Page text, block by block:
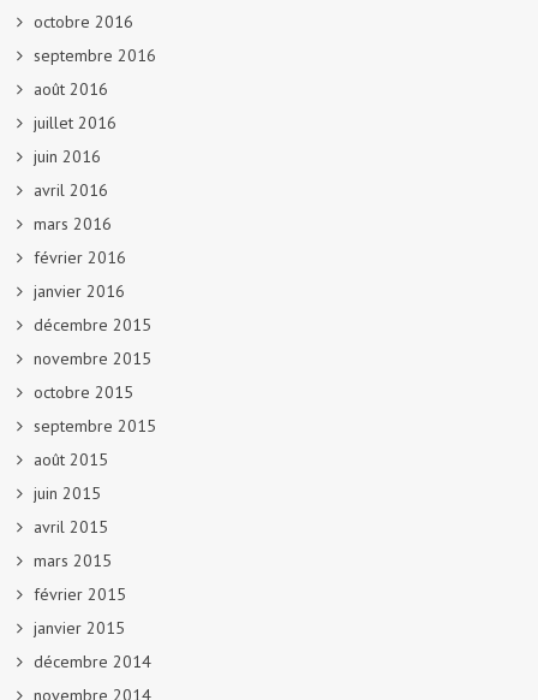
octobre 2016
septembre 2016
août 2016
juillet 2016
juin 2016
avril 2016
mars 2016
février 2016
janvier 2016
décembre 2015
novembre 2015
octobre 2015
septembre 2015
août 2015
juin 2015
avril 2015
mars 2015
février 2015
janvier 2015
décembre 2014
novembre 2014